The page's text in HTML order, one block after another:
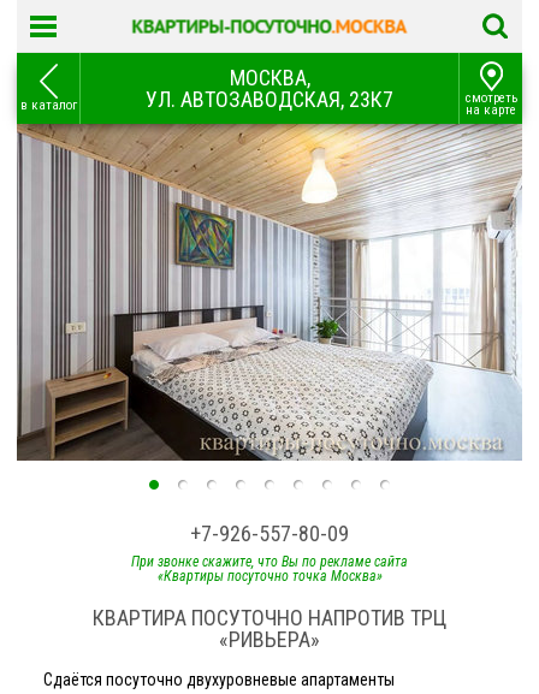
МОСКВА,
УЛ. АВТОЗАВОДСКАЯ, 23К7
в каталог смотреть
на карте
+7-926-557-80-09
При звонке скажите, что Вы по рекламе сайта
«Квартиры посуточно точка Москва»
КВАРТИРА ПОСУТОЧНО НАПРОТИВ ТРЦ
«РИВЬЕРА»
Сдаётся посуточно двухуровневые апартаменты